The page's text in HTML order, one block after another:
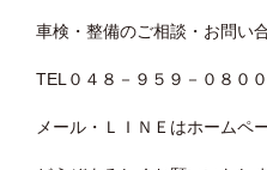
車検・整備のご相談・お問い
TEL０４８－９５９－０８００
メール・ＬＩＮＥはホームペ